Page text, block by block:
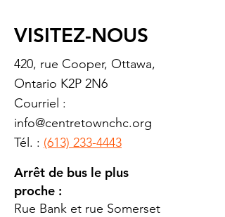
VISITEZ-NOUS
420, rue Cooper, Ottawa,
Ontario K2P 2N6
Courriel :
info@centretownchc.org
Tél. : (613) 233-4443
Arrêt de bus le plus
proche :
Rue Bank et rue Somerset